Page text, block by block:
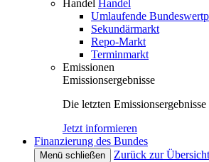
Handel Handel
Umlaufende
Sekundärmarkt
Repo-Markt
Terminmarkt
Emissionen
Emissionsergebnisse
Die letzten
Jetzt informieren
Finanzierung des Bundes
Menü schließen
Zurück zur Übersicht